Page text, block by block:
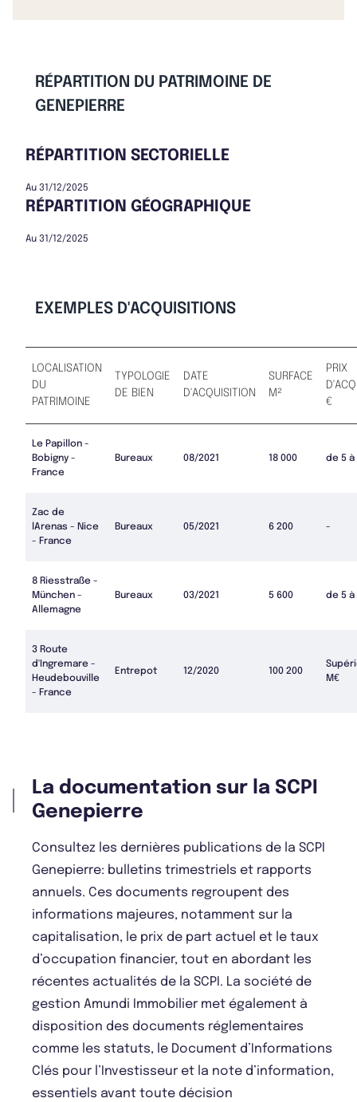
RÉPARTITION DU PATRIMOINE DE
GENEPIERRE
RÉPARTITION SECTORIELLE
Au 31/12/2025
RÉPARTITION GÉOGRAPHIQUE
Au 31/12/2025
EXEMPLES D'ACQUISITIONS
LOCALISATION
DU
PATRIMOINE
TYPOLOGIE
DE BIEN
DATE
D'ACQUISITION
SURFACE
M²
PRIX
€
Le Papillon -
Bobigny -
France
Bureaux 08/2021 18 000 de 5 à
Zac de
lArenas - Nice
- France
Bureaux 05/2021 6 200 -
8 Riesstraße -
München -
Allemagne
Bureaux 03/2021 5 600 de 5 à
3 Route
d'Ingremare -
Heudebouville
- France
Entrepot 12/2020 100 200
M€
La documentation sur la SCPI
Genepierre
Consultez les dernières publications de la SCPI
Genepierre: bulletins trimestriels et rapports
annuels. Ces documents regroupent des
informations majeures, notamment sur la
capitalisation, le prix de part actuel et le taux
d’occupation financier, tout en abordant les
récentes actualités de la SCPI. La société de
gestion Amundi Immobilier met également à
disposition des documents réglementaires
comme les statuts, le Document d’Informations
Clés pour l’Investisseur et la note d’information,
essentiels avant toute décision